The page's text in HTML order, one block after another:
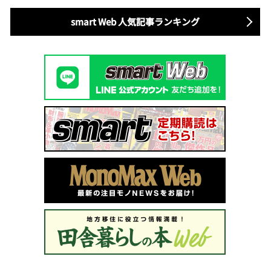
smart Web 人気記事ランキング